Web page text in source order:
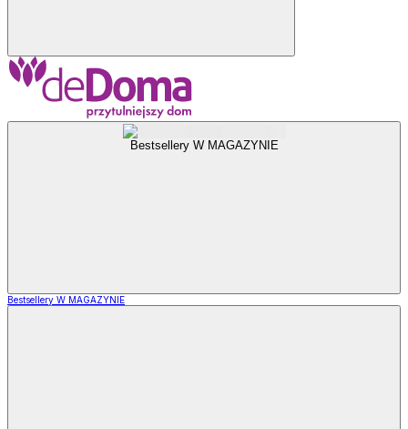
Bestsellery W MAGAZYNIE
Bestsellery W MAGAZYNIE